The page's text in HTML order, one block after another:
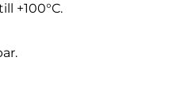
+100°C.